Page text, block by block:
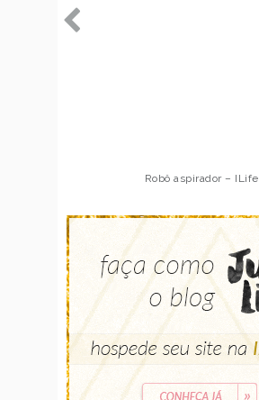
Robô aspirador – ILife